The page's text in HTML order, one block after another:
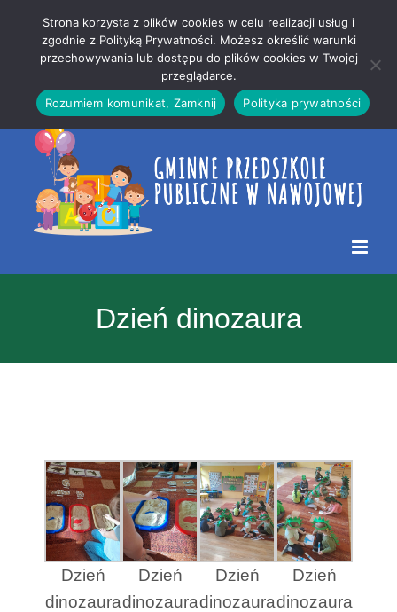
treści
strony
Dzień dinozaura
Dzień
dinozaura
Dzień
dinozaura
Dzień
dinozaura
Dzień
dinozaura
Strona korzysta z plików cookies w celu realizacji usług i
zgodnie z Polityką Prywatności. Możesz określić warunki
przechowywania lub dostępu do plików cookies w Twojej
przeglądarce.
Rozumiem komunikat, Zamknij
Polityka prywatności